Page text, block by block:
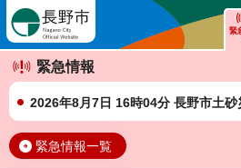
緊
緊急情報
2026年8月7日 16時04分 長野市土砂
緊急情報一覧